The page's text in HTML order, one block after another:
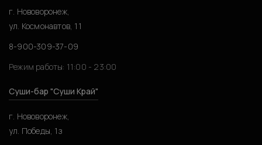
г. Нововоронеж,
ул. Космонавтов, 11
8-900-309-37-09
Режим работы: 11:00 - 23:00
Суши-бар "Суши Край"
г. Нововоронеж,
ул. Победы, 1з